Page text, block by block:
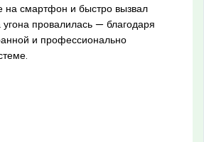
на смартфон и быстро вызвал
провалилась — благодаря
и профессионально